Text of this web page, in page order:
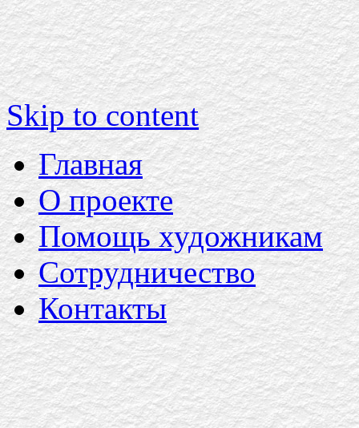
Skip to content
Главная
О проекте
Помощь художникам
Сотрудничество
Контакты